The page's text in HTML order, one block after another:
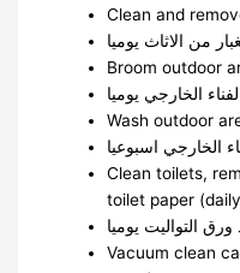
Clean and
من الاثاث يوميا
Broom outdoor
الخارجي يوميا
Wash outdoor
الخارجي اسبوعيا
Clean toilets,
toilet paper
التواليت يوميا
Vacuum clean